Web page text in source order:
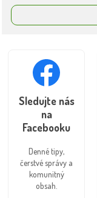
Sledujte nás
na
Facebooku
Denné tipy,
čerstvé správy a
komunitný
obsah.